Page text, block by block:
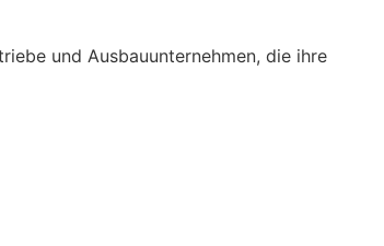
und Ausbauunternehmen, die ihre